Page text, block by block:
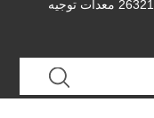
> 44250-26321 معدات توجيه